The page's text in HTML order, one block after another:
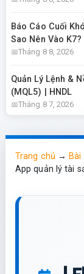
Báo Cáo Cuối
Sao Nên Vào K7?
Tháng 8 8, 2026
Quản Lý Lệnh &
(MQL5) | HNDL
Tháng 8 7, 2026
Trang chủ →Bài
App quản lý tài